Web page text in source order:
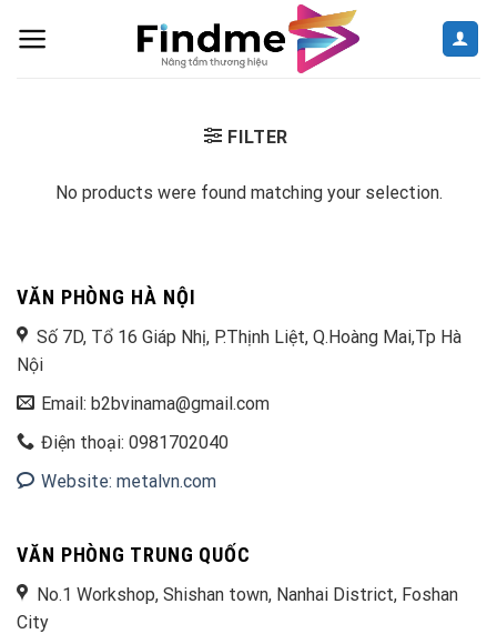
FILTER
No products were found matching your selection.
VĂN PHÒNG HÀ NỘI
Số 7D, Tổ 16 Giáp Nhị, P.Thịnh Liệt, Q.Hoàng Mai,Tp Hà
Nội
Email: b2bvinama@gmail.com
Điện thoại: 0981702040
Website: metalvn.com
VĂN PHÒNG TRUNG QUỐC
No.1 Workshop, Shishan town, Nanhai District, Foshan
City